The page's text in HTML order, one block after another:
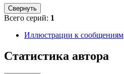
Свернуть
Всего серий: 1
Иллюстрации к сообщениям
Статистика автора